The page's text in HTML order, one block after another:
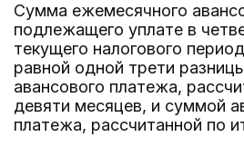
Сумма ежемесячного
подлежащего уплате в
текущего налогового
равной одной трети
авансового платежа,
девяти месяцев, и суммой
платежа, рассчитанной по